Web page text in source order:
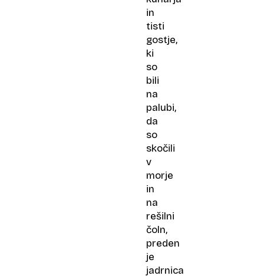
in
tisti
gostje,
ki
so
bili
na
palubi,
da
so
skočili
v
morje
in
na
rešilni
čoln,
preden
je
jadrnica